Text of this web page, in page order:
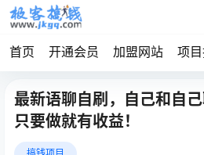
首页 开通会员 加盟网站 项
最新语聊自刷，自己和自
只要做就有收益！